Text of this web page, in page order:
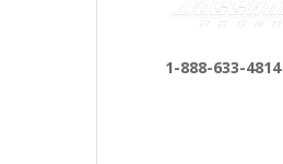
1-888-633-4814